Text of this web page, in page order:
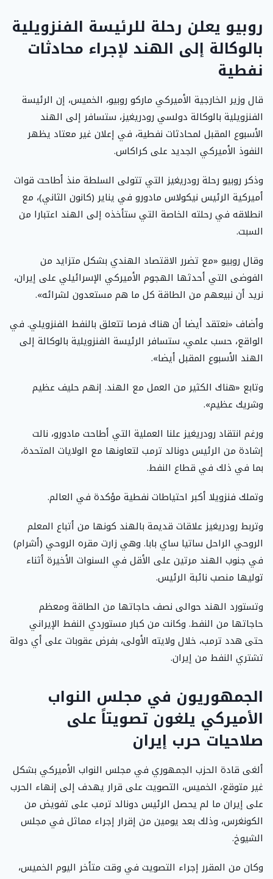
روبيو يعلن رحلة للرئيسة الفنزويلية
بالوكالة إلى الهند لإجراء محادثات
نفطية
قال وزير الخارجية الأميركي ماركو روبيو، الخميس، إن الرئيسة
الفنزويلية بالوكالة دولسي رودريغيز، ستسافر إلى الهند
الأسبوع المقبل لمحادثات نفطية، في إعلان غير معتاد يظهر
النفوذ الأميركي الجديد على كراكاس.
وذكر روبيو رحلة رودريغيز التي تتولى السلطة منذ أطاحت قوات
أميركية الرئيس نيكولاس مادورو في يناير (كانون الثاني)، مع
انطلاقه في رحلته الخاصة التي ستأخذه إلى الهند اعتبارا من
السبت.
وقال روبيو «مع تضرر الاقتصاد الهندي بشكل متزايد من
الفوضى التي أحدثها الهجوم الأميركي الإسرائيلي على إيران،
نريد أن نبيعهم من الطاقة كل ما هم مستعدون لشرائه».
وأضاف «نعتقد أيضا أن هناك فرصا تتعلق بالنفط الفنزويلي. في
الواقع، حسب علمي، ستسافر الرئيسة الفنزويلية بالوكالة إلى
الهند الأسبوع المقبل أيضا».
وتابع «هناك الكثير من العمل مع الهند. إنهم حليف عظيم
وشريك عظيم».
ورغم انتقاد رودريغيز علنا العملية التي أطاحت مادورو، نالت
إشادة من الرئيس دونالد ترمب لتعاونها مع الولايات المتحدة،
بما في ذلك في قطاع النفط.
وتملك فنزويلا أكبر احتياطات نفطية مؤكدة في العالم.
وتربط رودريغيز علاقات قديمة بالهند كونها من أتباع المعلم
الروحي الراحل ساتيا ساي بابا. وهي زارت مقره الروحي (أشرام)
في جنوب الهند مرتين على الأقل في السنوات الأخيرة أثناء
توليها منصب نائبة الرئيس.
وتستورد الهند حوالى نصف حاجاتها من الطاقة ومعظم
حاجاتها من النفط. وكانت من كبار مستوردي النفط الإيراني
حتى هدد ترمب، خلال ولايته الأولى، بفرض عقوبات على أي دولة
تشتري النفط من إيران.
الجمهوريون في مجلس النواب
الأميركي يلغون تصويتاً على
صلاحيات حرب إيران
ألغى قادة الحزب الجمهوري في مجلس النواب الأميركي بشكل
غير متوقع، الخميس، التصويت على قرار يهدف إلى إنهاء الحرب
على إيران ما لم يحصل الرئيس دونالد ترمب على تفويض من
الكونغرس، وذلك بعد يومين من إقرار إجراء مماثل في مجلس
الشيوخ.
وكان من المقرر إجراء التصويت في وقت متأخر اليوم الخميس،